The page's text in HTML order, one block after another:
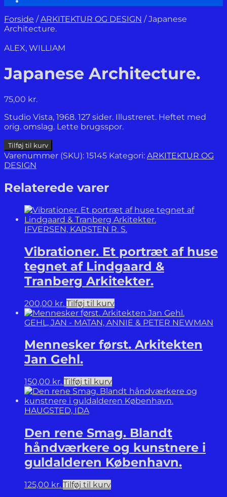
Forside /ARKITEKTUR OG DESIGN /Japanese
Architecture.
ALEX, WILLIAM
Japanese Architecture.
75,00 kr.
Studio Vista, 1968. 127 sider. Illustreret. Heftet med
orig. omslag. Lette brugsspor.
Japanese
Architecture.
antal
Tilføj til kurv
Varenummer (SKU): 15145 Kategori: ARKITEKTUR OG
DESIGN
Relaterede varer
IFVERSEN, KARSTEN R. S.
Vibrationer. Et portræt af huse
tegnet af Lindgaard &
Tranberg Arkitekter.
200,00 kr. Tilføj til kurv
GEHL, JAN - MATAN, ANNIE & PETER NEWMAN
Mennesker først. Arkitekten
Jan Gehl.
150,00 kr. Tilføj til kurv
HAUGSTED, IDA
Den rene Smag. Blandt
håndværkere og kunstnere i
guldalderen København.
125,00 kr. Tilføj til kurv